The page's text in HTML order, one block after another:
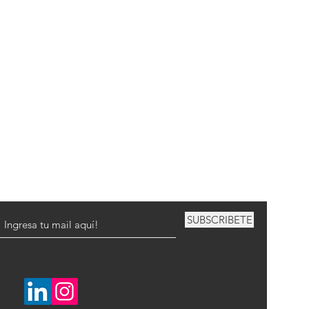
SUBSCRIBETE